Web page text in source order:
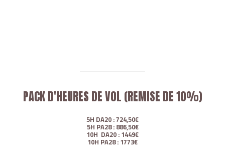
PACK D'HEURES DE VOL (REMISE DE 10%)
5H DA20 : 724,50€
5H PA28 : 886,50€
10H DA20 : 1449€
10H PA28 : 1773€